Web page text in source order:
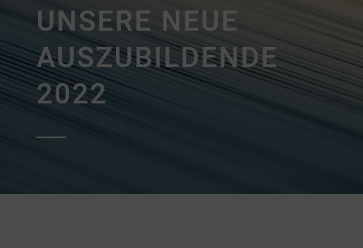
UNSERE NEUE
AUSZUBILDENDE
2022